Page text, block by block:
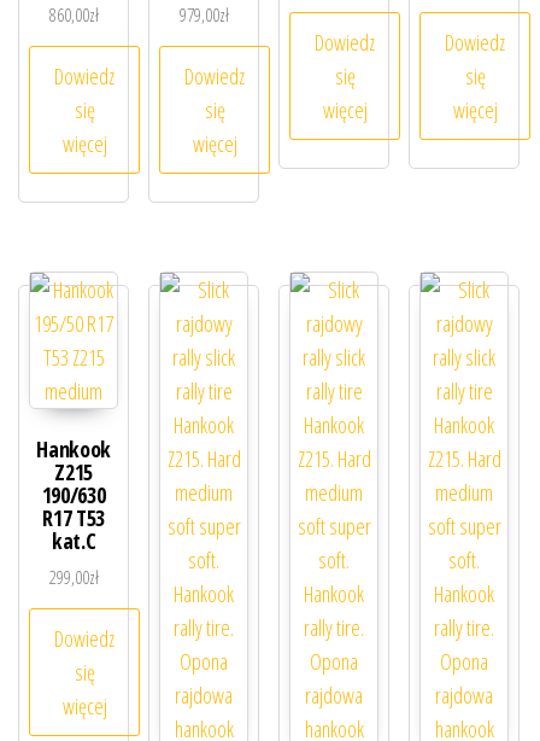
860,00zł
Dowiedz
się
więcej
979,00zł
Dowiedz
się
więcej
Dowiedz
się
więcej
Dowiedz
się
więcej
Hankook
Z215
190/630
R17 T53
kat.C
299,00zł
Dowiedz
się
więcej